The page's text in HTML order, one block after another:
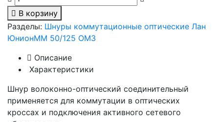
В корзину
Разделы: Шнуры коммутационные оптические Лан
ЮнионMM 50/125 OM3
Описание
Характеристики
Шнур волоконно-оптический соединительный
применяется для коммутации в оптических
кроссах и подключения активного сетевого